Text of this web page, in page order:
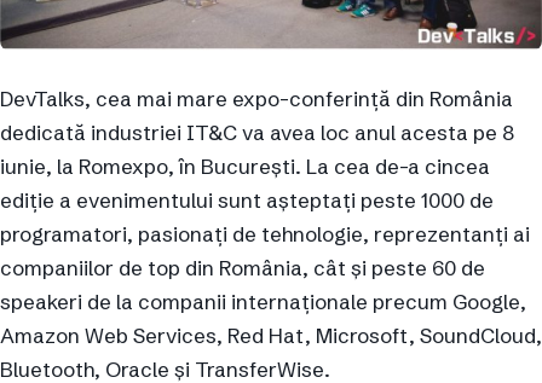
DevTalks, cea mai mare expo-conferință din România
dedicată industriei IT&C va avea loc anul acesta pe 8
iunie, la Romexpo, în București. La cea de-a cincea
ediție a evenimentului sunt așteptați peste 1000 de
programatori, pasionați de tehnologie, reprezentanți ai
companiilor de top din România, cât și peste 60 de
speakeri de la companii internaționale precum Google,
Amazon Web Services, Red Hat, Microsoft, SoundCloud,
Bluetooth, Oracle și TransferWise.